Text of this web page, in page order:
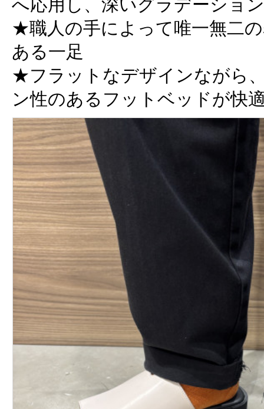
へ応用し、深いグラデーショ
★職人の手によって唯一無二
ある一足
★フラットなデザインながら
ン性のあるフットベッドが快